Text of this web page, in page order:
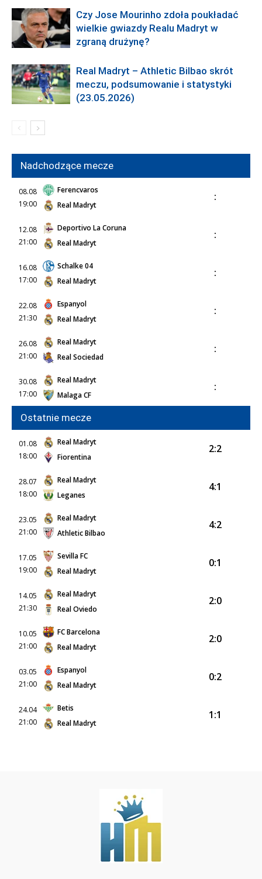
Czy Jose Mourinho zdoła poukładać
wielkie gwiazdy Realu Madryt w
zgraną drużynę?
Real Madryt – Athletic Bilbao skrót
meczu, podsumowanie i statystyki
(23.05.2026)
Nadchodzące mecze
08.08
19:00
Ferencvaros
Real Madryt
:
12.08
21:00
Deportivo La Coruna
Real Madryt
:
16.08
17:00
Schalke 04
Real Madryt
:
22.08
21:30
Espanyol
Real Madryt
:
26.08
21:00
Real Madryt
Real Sociedad
:
30.08
17:00
Real Madryt
Malaga CF
:
Ostatnie mecze
01.08
18:00
Real Madryt
Fiorentina
2:2
28.07
18:00
Real Madryt
Leganes
4:1
23.05
21:00
Real Madryt
Athletic Bilbao
4:2
17.05
19:00
Sevilla FC
Real Madryt
0:1
14.05
21:30
Real Madryt
Real Oviedo
2:0
10.05
21:00
FC Barcelona
Real Madryt
2:0
03.05
21:00
Espanyol
Real Madryt
0:2
24.04
21:00
Betis
Real Madryt
1:1